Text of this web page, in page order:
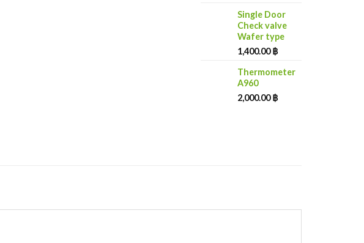
Single Door
Check valve
Wafer type
1,400.00฿
Thermometer
A960
2,000.00฿